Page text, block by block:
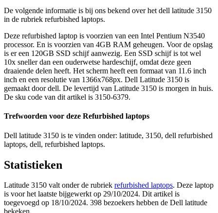
De volgende informatie is bij ons bekend over het dell latitude 3150
in de rubriek refurbished laptops.
Deze refurbished laptop is voorzien van een Intel Pentium N3540
processor. En is voorzien van 4GB RAM geheugen. Voor de opslag
is er een 120GB SSD schijf aanwezig. Een SSD schijf is tot wel
10x sneller dan een ouderwetse hardeschijf, omdat deze geen
draaiende delen heeft. Het scherm heeft een formaat van 11.6 inch
inch en een resolutie van 1366x768px. Dell Latitude 3150 is
gemaakt door dell. De levertijd van Latitude 3150 is morgen in huis.
De sku code van dit artikel is 3150-6379.
Trefwoorden voor deze Refurbished laptops
Dell latitude 3150 is te vinden onder: latitude, 3150, dell refurbished
laptops, dell, refurbished laptops.
Statistieken
Latitude 3150 valt onder de rubriek refurbished laptops. Deze laptop
is voor het laatste bijgewerkt op 29/10/2024. Dit artikel is
toegevoegd op 18/10/2024. 398 bezoekers hebben de Dell latitude